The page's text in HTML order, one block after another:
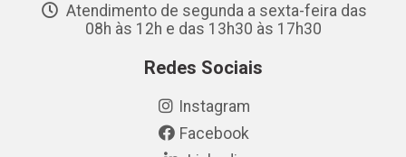
Atendimento de segunda a sexta-feira das
08h às 12h e das 13h30 às 17h30
Redes Sociais
Instagram
Facebook